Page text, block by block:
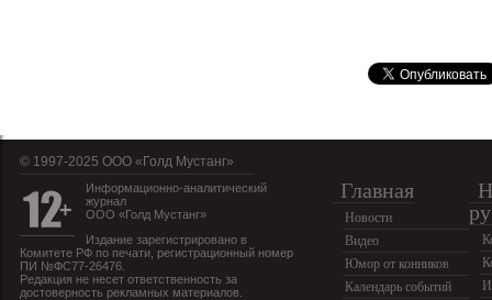
© 1997-2025 OOO «Голд Мустанг»
Информационно-аналитический
журнал
ООО «Голд Мустанг»
Издание зарегистрировано в
Комитете РФ по печати, регистрационный номер
ПИ №ФС77-26476.
Редакция не несет ответственность за
достоверность рекламных материалов.
Главная
Новости
Видео
Юмор от конников
Календарь событий